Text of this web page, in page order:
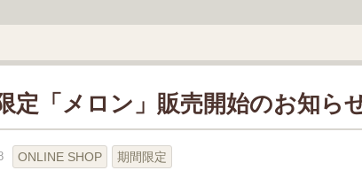
定「メロン」販売開始のお知ら
ONLINE SHOP 期間限定